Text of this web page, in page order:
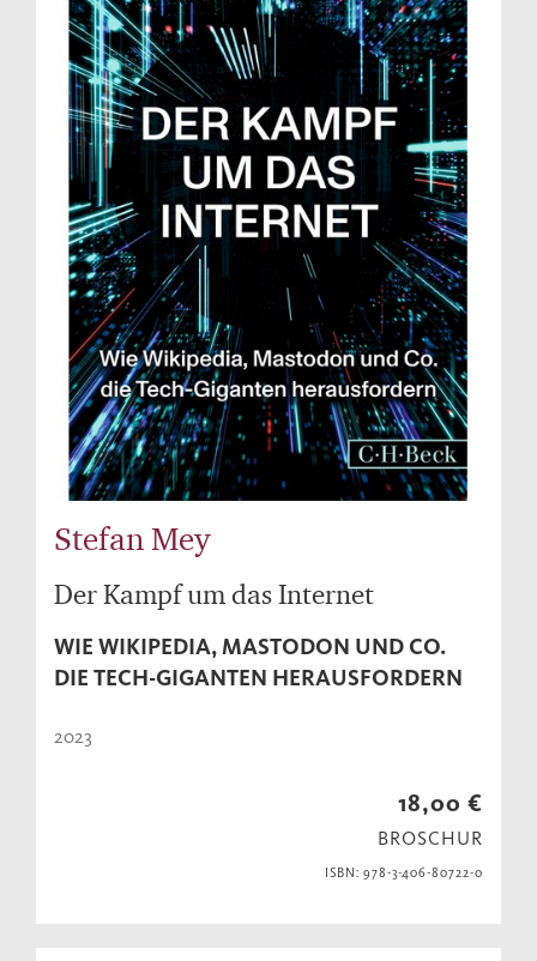
Stefan Mey
Der Kampf um das Internet
WIE WIKIPEDIA, MASTODON UND CO.
DIE TECH-GIGANTEN HERAUSFORDERN
2023
18,00 €
BROSCHUR
ISBN: 978-3-406-80722-0